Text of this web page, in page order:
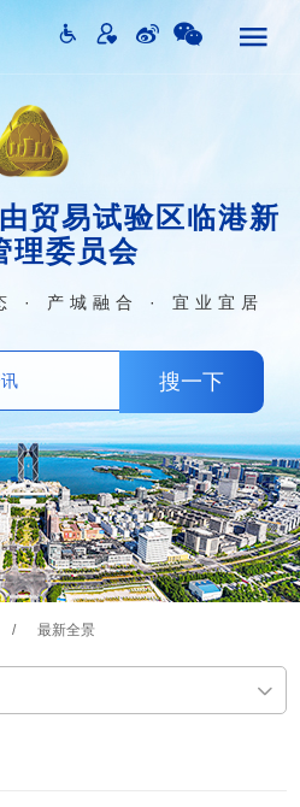
贸易试验区临港新
理委员会
· 产城融合 · 宜业宜居
/ 最新全景